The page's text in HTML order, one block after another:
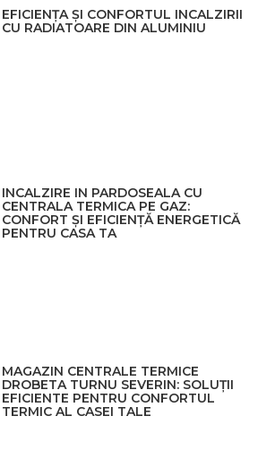
EFICIENȚA ȘI CONFORTUL INCALZIRII
CU RADIATOARE DIN ALUMINIU
INCALZIRE IN PARDOSEALA CU
CENTRALA TERMICA PE GAZ:
CONFORT ȘI EFICIENȚĂ ENERGETICĂ
PENTRU CASA TA
MAGAZIN CENTRALE TERMICE
DROBETA TURNU SEVERIN: SOLUȚII
EFICIENTE PENTRU CONFORTUL
TERMIC AL CASEI TALE